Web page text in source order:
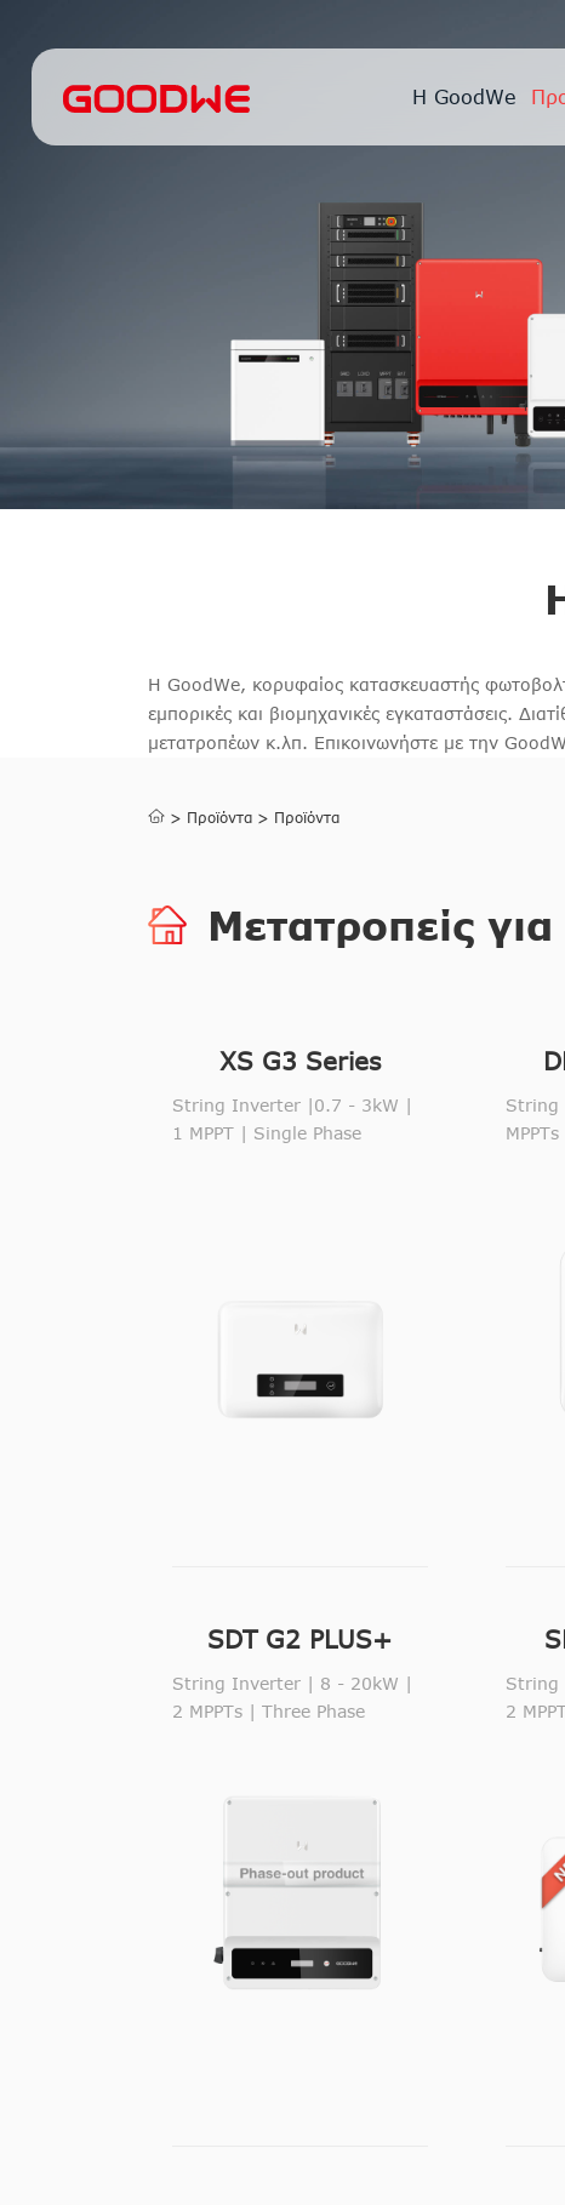
Η GoodWe
Η GoodWe, κορυφαίος κατασκευαστής
εμπορικές και βιομηχανικές εγκαταστάσεις.
μετατροπέων κ.λπ. Επικοινωνήστε με την
> Προϊόντα > Προϊόντα
Μετατροπείς για
XS G3 Series
String Inverter |0.7 - 3kW |
1 MPPT | Single Phase
String
SDT G2 PLUS+
Series
String Inverter | 8 - 20kW |
2 MPPTs | Three Phase
String
2